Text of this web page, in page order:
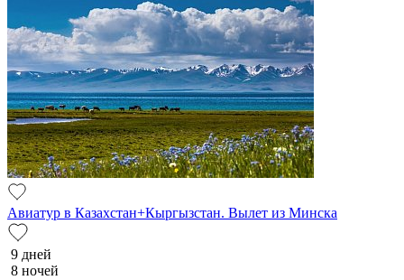
Авиатур в Казахстан+Кыргызстан. Вылет из Минска
9 дней
8 ночей